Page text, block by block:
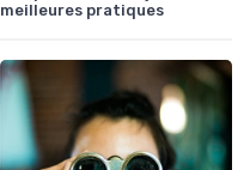
meilleures pratiques